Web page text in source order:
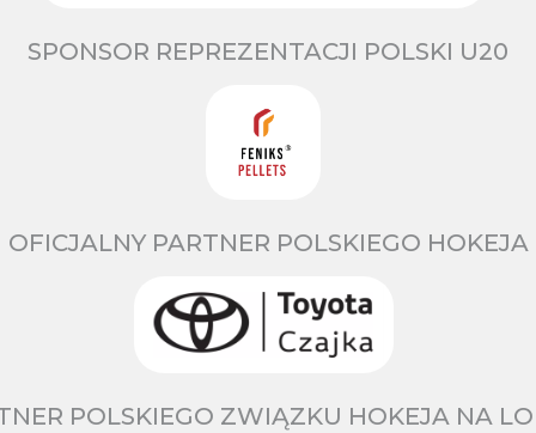
SPONSOR REPREZENTACJI POLSKI U20
OFICJALNY PARTNER POLSKIEGO HOKEJA
POLSKIEGO ZWIĄZKU HOKEJA NA